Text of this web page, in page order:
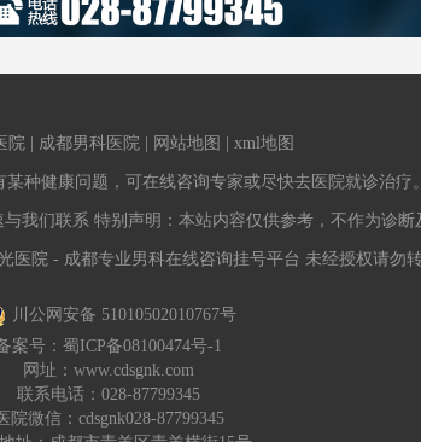
院| 成都男科医院| 网站地图 xml地图
种健康问题，可在线咨询专家或尽快去医院就诊治疗。
我们联系 特别声明：本站内容仅供参考，不作为诊断
医院 - 成都专业男科在线咨询挂号平台 未经授权请勿
川公网安备 51010502010767号
案号： 蜀ICP备08100474号-1
网址： www.cdsgnk.com
联系电话：028-87799345
院微信：cdsgnk028-87799345